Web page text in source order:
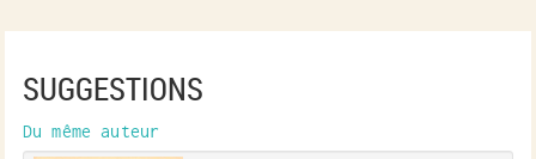
SUGGESTIONS
Du même auteur